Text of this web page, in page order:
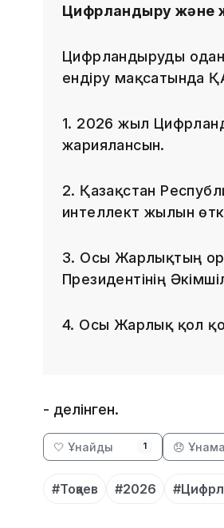
Цифрландыру және
Цифрландыруды одан
ендіру мақсатында
1. 2026 жыл
жариялансын.
2. Қазақстан
интеллект жылын
3. Осы Жарлықтың
Президентінің
4. Осы Жарлық қол
- делінген.
🤍 Ұнайды 1 😞
#Тоқаев #2026